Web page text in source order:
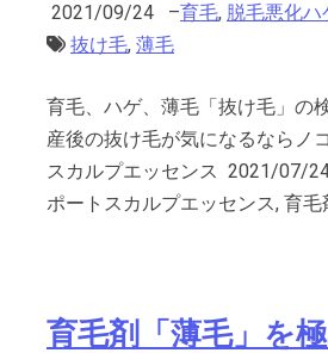
2021/09/24 –育毛, 脱毛悪化ハ
抜け毛, 薄毛
育毛、ハゲ、薄毛「抜け毛」の
産後の抜け毛が気になるならノ
スカルプエッセンス 2021/07/
ポートスカルプエッセンス, 育毛
育毛剤「薄毛」を極